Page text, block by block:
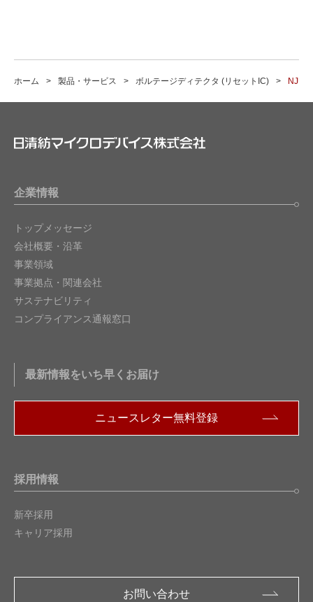
ホーム 製品・サービス ボルテージディテクタ (リセットIC)
企業情報
トップメッセージ
会社概要・沿革
事業領域
事業拠点・関連会社
サステナビリティ
コンプライアンス通報窓口
最新情報をいち早くお届け
ニュースレター無料登録
採用情報
新卒採用
キャリア採用
お問い合わせ